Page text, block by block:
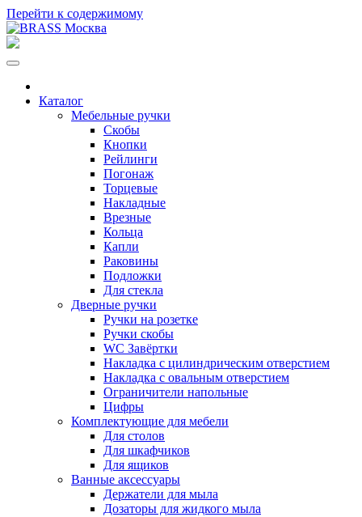
Перейти к содержимому
Каталог
Мебельные ручки
Скобы
Кнопки
Рейлинги
Погонаж
Торцевые
Накладные
Врезные
Кольца
Капли
Раковины
Подложки
Для стекла
Дверные ручки
Ручки на розетке
Ручки скобы
WC Завёртки
Накладка с цилиндрическим отверстием
Накладка с овальным отверстием
Ограничители напольные
Цифры
Комплектующие для мебели
Для столов
Для шкафчиков
Для ящиков
Ванные аксессуары
Держатели для мыла
Дозаторы для жидкого мыла